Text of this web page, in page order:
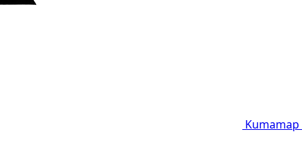
Kumamap